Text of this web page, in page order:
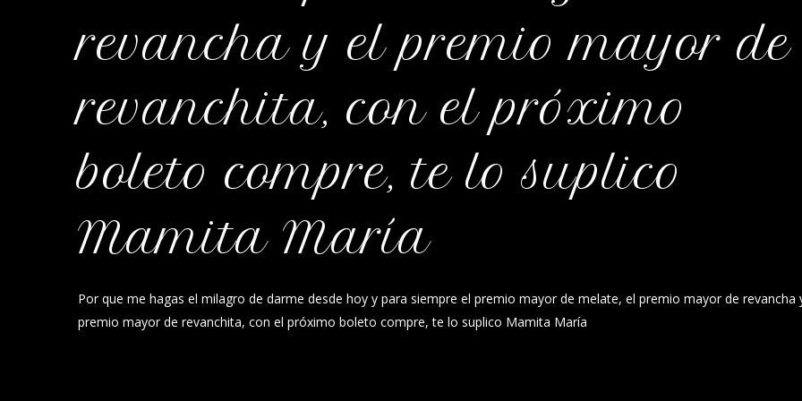
revancha y el premio mayor de
revanchita, con el próximo
boleto compre, te lo suplico
Mamita María
Por que me hagas el milagro de darme desde hoy y para siempre el premio mayor de melate, el premio mayor de revancha
premio mayor de revanchita, con el próximo boleto compre, te lo suplico Mamita María